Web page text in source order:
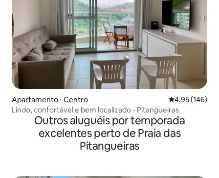
Apartamento ⋅ Centro 4,95 de uma
4,95 (146)
Lindo, confortável e bem localizado - Pitangueiras
Outros aluguéis por temporada
excelentes perto de Praia das
Pitangueiras